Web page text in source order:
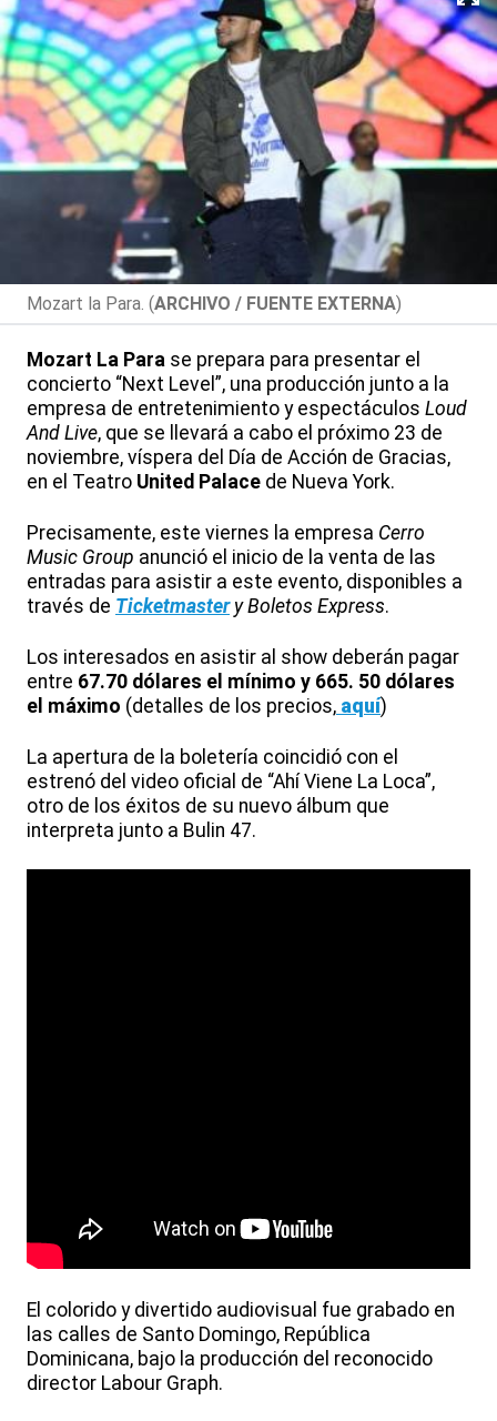
Mozart la Para. (ARCHIVO / FUENTE EXTERNA)
Mozart La Para se prepara para presentar el
concierto “Next Level”, una producción junto a la
empresa de entretenimiento y espectáculos Loud
And Live, que se llevará a cabo el próximo 23 de
noviembre, víspera del Día de Acción de Gracias,
en el Teatro United Palace de Nueva York.
Precisamente, este viernes la empresa Cerro
Music Group anunció el inicio de la venta de las
entradas para asistir a este evento, disponibles a
través de Ticketmastery Boletos Express.
Los interesados en asistir al show deberán pagar
entre 67.70 dólares el mínimo y 665. 50 dólares
el máximo (detalles de los precios, aquí)
La apertura de la boletería coincidió con el
estrenó del video oficial de “Ahí Viene La Loca”,
otro de los éxitos de su nuevo álbum que
interpreta junto a Bulin 47.
El colorido y divertido audiovisual fue grabado en
las calles de Santo Domingo, República
Dominicana, bajo la producción del reconocido
director Labour Graph.